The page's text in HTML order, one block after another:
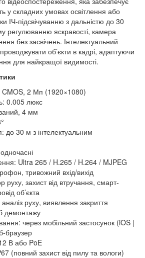
у складних умовах освітлення або
ІЧ-підсвічуванню з дальністю до 30
регулюванню яскравості, камера
без засвічень. Інтелектуальний
об’єкти в кадрі, адаптуючи
для найкращої видимості.
2 Мп (1920×1080)
0.005 люкс
4 мм
до 30 м з інтелектуальним
Ultra 265 / H.265 / H.264 / MJPEG
тривожний вхід/вихід
руху, захист від втручання, смарт-
об’єкта
аналіз руху, виявлення закриття
демонтажу
через мобільний застосунок (iOS |
браузер
В або PoE
(повний захист від пилу та вологи)